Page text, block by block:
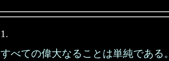
1.
すべての偉大なることは単純である。